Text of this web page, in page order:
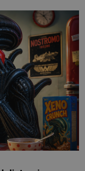
měl působit
věk je